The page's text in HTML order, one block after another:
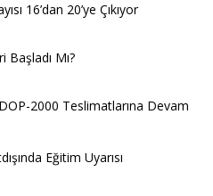
16’dan 20’ye Çıkıyor
Başladı Mı?
2000 Teslimatlarına Devam
Eğitim Uyarısı